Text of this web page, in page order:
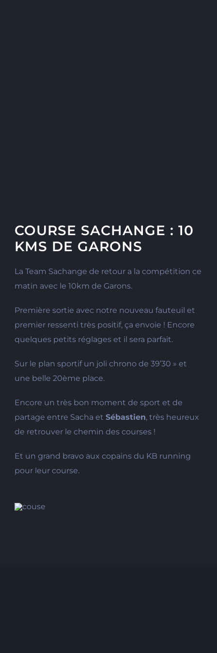
COURSE SACHANGE : 10
KMS DE GARONS
La Team Sachange de retour a la compétition ce
matin avec le 10km de Garons.
Première sortie avec notre nouveau fauteuil et
premier ressenti très positif, ça envoie ! Encore
quelques petits réglages et il sera parfait.
Sur le plan sportif un joli chrono de 39’30 » et
une belle 20ème place.
Encore un très bon moment de sport et de
partage entre Sacha et Sébastien, très heureux
de retrouver le chemin des courses !
Et un grand bravo aux copains du KB running
pour leur course.